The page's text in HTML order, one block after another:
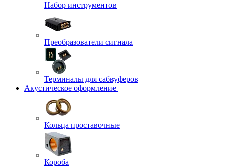
Набор инструментов
Преобразователи сигнала
Терминалы для сабвуферов
Акустическое оформление
Кольца проставочные
Короба